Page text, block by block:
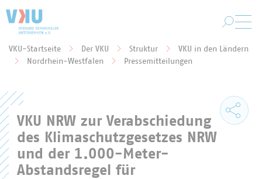
Sie befinden sich hier:
VKU-Startseite Der VKU Struktur
VKU in den Ländern
Nordrhein-Westfalen
Pressemitteilungen
VKU NRW zur Verabschiedung
des Klimaschutzgesetzes NRW
und der 1.000-Meter-
Abstandsregel für